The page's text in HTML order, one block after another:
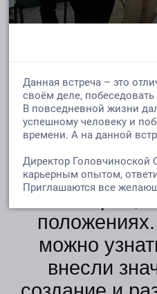
В фойе Центра
закон нашей
Дню
На
материалы,
Конституции
её истории,
можно
внесли